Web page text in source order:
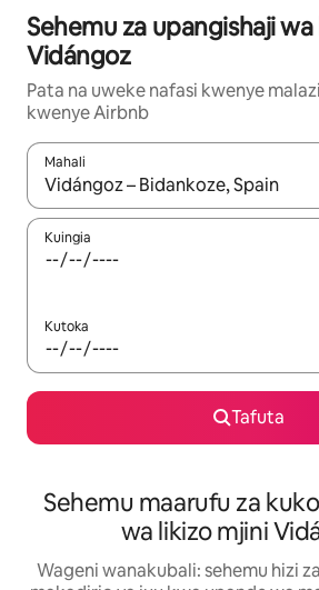
Sehemu za upangishaji
Vidángoz
Pata na uweke nafasi kwenye
kwenye Airbnb
Mahali
Wakati matokeo yanapatikana,
Kuingia
Kutoka
Tafuta
Sehemu maarufu za
wa likizo mjini
Wageni wanakubali: sehemu hizi